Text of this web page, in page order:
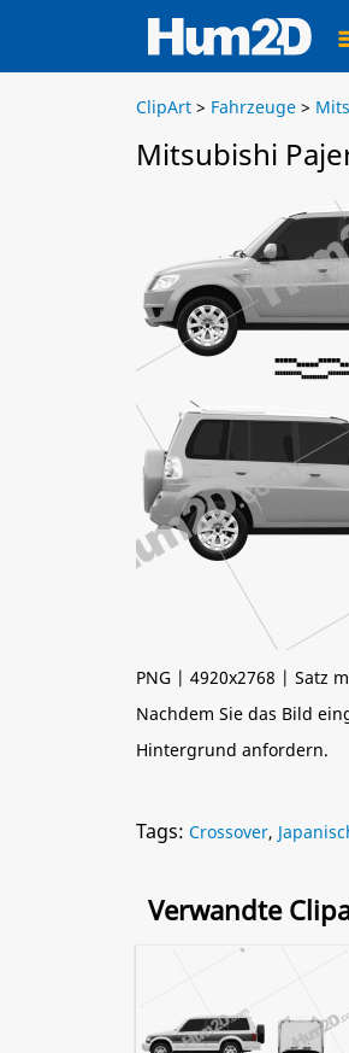
ClipArt > Fahrzeuge >
Mitsubishi
PNG | 4920x2768 | Satz
Nachdem Sie das Bild
Hintergrund anfordern.
Tags: Crossover,
Verwandte